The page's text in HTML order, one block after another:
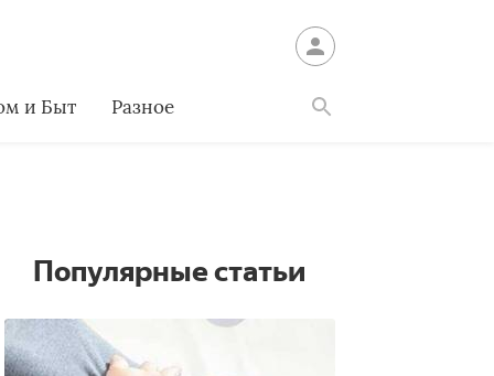
и Быт Разное
Популярные статьи